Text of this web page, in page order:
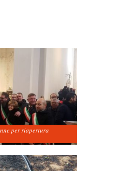
per riapertura